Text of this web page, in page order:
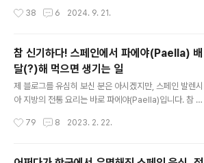
나의 나무에서 1년 기준으로 보면 더 일찍 나오는 열매를
즘 지중해 연안의 풍경이 점점 푸르게 변하고 있어요. 여름
도 않는 비 덕분에 싹이 돋아나고 있습니다. 정말 신기합니
다. 그래서 그런지 지중해 연안은 봄이 두 번 있다고 하지
요. 봄에 한 번, 가을에 또 한 번... 요즘 아침마다 우리 터전
을 둘러보고 있어요. 올리브나무로 둘러싸인 올리브농장인
데, 물론 농장 운영을 하지 않지만, 우리 집 반려견 블랑키
해지고, 산책할 맛이 엄청나게 나거든요! 아침에 신선한 공
38 6 2024. 9. 21.
참 신기하다! 스페인에서 파에야(Paella) 배
달(?)해 먹으면 생기는 일
제 블로그를 유심히 보신 분은 아시겠지만, 스페인 발렌시
아 지방의 전통 요리는 바로 파에야(Paella)입니다. 참 흥
에야의 유래와 먹는 방법 등을 설명한 글입니다. 그 유래가
육류 혹은 해산물을 넣고 볶다가 물을 넣어 끓여서 만드는
79 8 2023. 2. 22.